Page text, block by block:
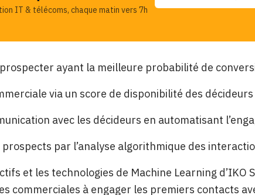
IT & télécoms, chaque matin vers 7h
ayant la meilleure probabilité de
via un score de disponibilité des décideurs
avec les décideurs en automatisant
par l’analyse algorithmique des
et les technologies de Machine Learning
commerciales à engager les premiers contacts